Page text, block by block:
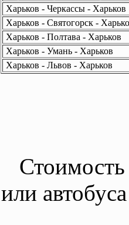
Харьков - Черкассы - Харьков
Харьков - Святогорск -
Харьков - Полтава - Харьков
Харьков - Умань - Харьков
Харьков - Львов - Харьков
Стоимость
или